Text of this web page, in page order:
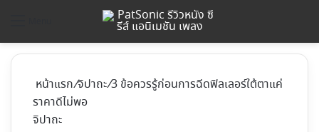
หน้าแรก/จิปาถะ/3 ข้อควรรู้ก่อนการฉีดฟิลเลอร์ใต้ตาแค่
ราคาดีไม่พอ
จิปาถะ